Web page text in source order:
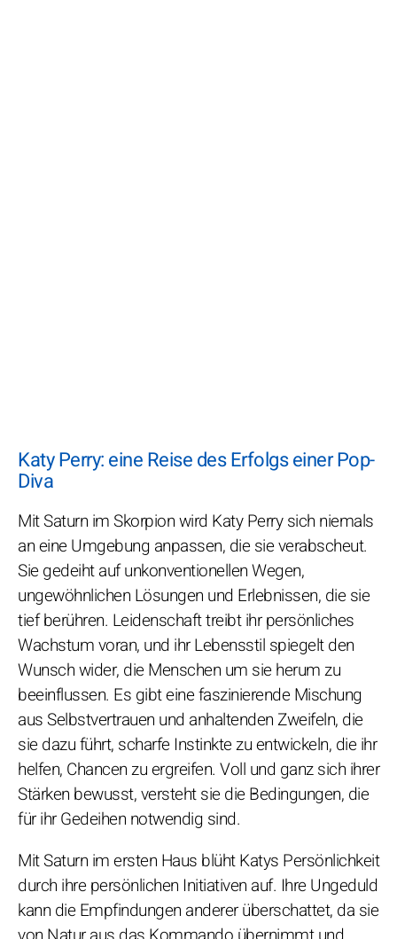
Katy Perry: eine Reise des Erfolgs einer Pop-
Diva
Mit Saturn im Skorpion wird Katy Perry sich niemals
an eine Umgebung anpassen, die sie verabscheut.
Sie gedeiht auf unkonventionellen Wegen,
ungewöhnlichen Lösungen und Erlebnissen, die sie
tief berühren. Leidenschaft treibt ihr persönliches
Wachstum voran, und ihr Lebensstil spiegelt den
Wunsch wider, die Menschen um sie herum zu
beeinflussen. Es gibt eine faszinierende Mischung
aus Selbstvertrauen und anhaltenden Zweifeln, die
sie dazu führt, scharfe Instinkte zu entwickeln, die ihr
helfen, Chancen zu ergreifen. Voll und ganz sich ihrer
Stärken bewusst, versteht sie die Bedingungen, die
für ihr Gedeihen notwendig sind.
Mit Saturn im ersten Haus blüht Katys Persönlichkeit
durch ihre persönlichen Initiativen auf. Ihre Ungeduld
kann die Empfindungen anderer überschattet, da sie